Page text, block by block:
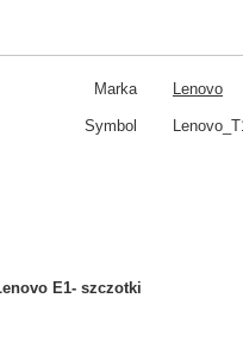
Marka Lenovo
Symbol
E1- szczotki